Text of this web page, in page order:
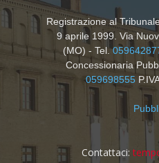
Registrazione al
9 aprile 1999. Via
(MO) - Tel.
Concessionaria
059698555
Contattaci: